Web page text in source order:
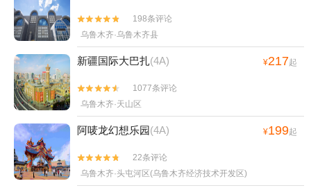


198条评论
乌鲁木齐·乌鲁木齐县
新疆国际大巴扎(4A) ¥217起


1077条评论
乌鲁木齐·天山区
阿唛龙幻想乐园(4A) ¥199起


22条评论
乌鲁木齐·头屯河区(乌鲁木齐经济技术开发区)